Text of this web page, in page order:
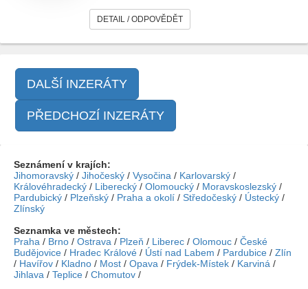
DETAIL / ODPOVĚDĚT
DALŠÍ INZERÁTY
PŘEDCHOZÍ INZERÁTY
Seznámení v krajích:
Jihomoravský / Jihočeský / Vysočina / Karlovarský /
Královéhradecký / Liberecký / Olomoucký / Moravskoslezský /
Pardubický / Plzeňský / Praha a okolí / Středočeský / Ústecký /
Zlínský
Seznamka ve městech:
Praha / Brno / Ostrava / Plzeň / Liberec / Olomouc / České
Budějovice / Hradec Králové / Ústí nad Labem / Pardubice / Zlín
/ Havířov / Kladno / Most / Opava / Frýdek-Místek / Karviná /
Jihlava / Teplice / Chomutov /